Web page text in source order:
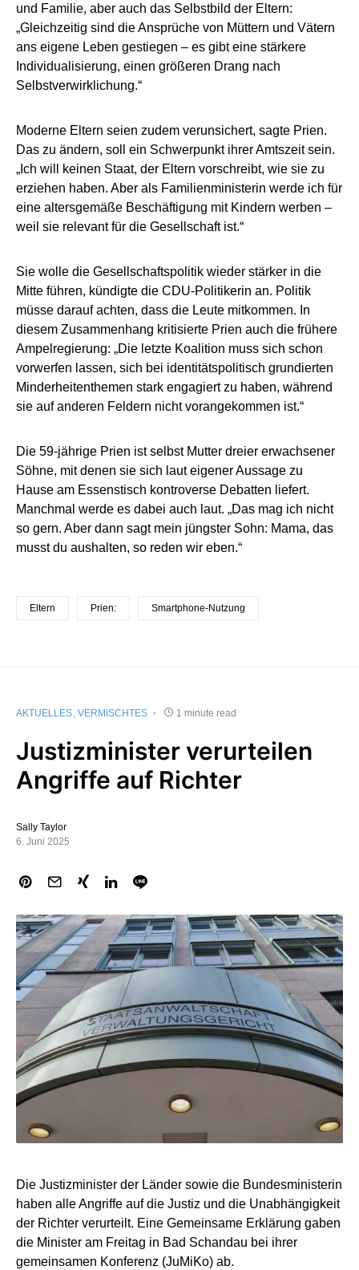
und Familie, aber auch das Selbstbild der Eltern:
„Gleichzeitig sind die Ansprüche von Müttern und Vätern
ans eigene Leben gestiegen – es gibt eine stärkere
Individualisierung, einen größeren Drang nach
Selbstverwirklichung.“
Moderne Eltern seien zudem verunsichert, sagte Prien.
Das zu ändern, soll ein Schwerpunkt ihrer Amtszeit sein.
„Ich will keinen Staat, der Eltern vorschreibt, wie sie zu
erziehen haben. Aber als Familienministerin werde ich für
eine altersgemäße Beschäftigung mit Kindern werben –
weil sie relevant für die Gesellschaft ist.“
Sie wolle die Gesellschaftspolitik wieder stärker in die
Mitte führen, kündigte die CDU-Politikerin an. Politik
müsse darauf achten, dass die Leute mitkommen. In
diesem Zusammenhang kritisierte Prien auch die frühere
Ampelregierung: „Die letzte Koalition muss sich schon
vorwerfen lassen, sich bei identitätspolitisch grundierten
Minderheitenthemen stark engagiert zu haben, während
sie auf anderen Feldern nicht vorangekommen ist.“
Die 59-jährige Prien ist selbst Mutter dreier erwachsener
Söhne, mit denen sie sich laut eigener Aussage zu
Hause am Essenstisch kontroverse Debatten liefert.
Manchmal werde es dabei auch laut. „Das mag ich nicht
so gern. Aber dann sagt mein jüngster Sohn: Mama, das
musst du aushalten, so reden wir eben.“
Eltern Prien: Smartphone-Nutzung
AKTUELLES VERMISCHTES 1 minute read
Justizminister verurteilen
Angriffe auf Richter
Sally Taylor
6. Juni 2025
Die Justizminister der Länder sowie die Bundesministerin
haben alle Angriffe auf die Justiz und die Unabhängigkeit
der Richter verurteilt. Eine Gemeinsame Erklärung gaben
die Minister am Freitag in Bad Schandau bei ihrer
gemeinsamen Konferenz (JuMiKo) ab.